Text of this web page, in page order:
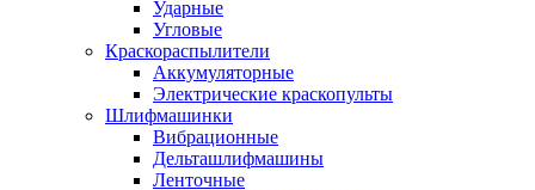
Ударные
Угловые
Краскораспылители
Аккумуляторные
Электрические краскопульты
Шлифмашинки
Вибрационные
Дельташлифмашины
Ленточные